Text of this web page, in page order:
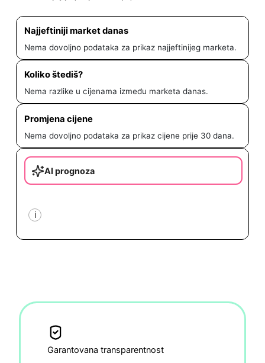
Najjeftiniji market danas
Nema dovoljno podataka za prikaz najjeftinijeg marketa.
Koliko štediš?
Nema razlike u cijenama između marketa danas.
Promjena cijene
Nema dovoljno podataka za prikaz cijene prije 30 dana.
AI prognoza
i
Garantovana transparentnost